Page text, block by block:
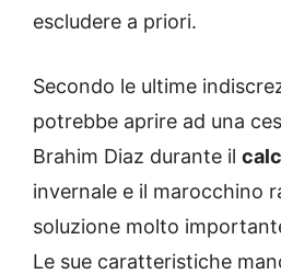
escludere a priori.
Secondo le ultime
potrebbe aprire ad una
Brahim Diaz durante il
invernale e il marocchino
soluzione molto
Le sue caratteristiche